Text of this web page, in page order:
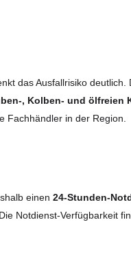
das Ausfallrisiko deutlich.
, Kolben- und ölfreien
Fachhändler in der Region.
einen 24-Stunden-
Die Notdienst-Verfügbarkeit